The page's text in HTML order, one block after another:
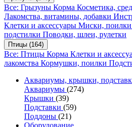
Все: Грызуны Корма Косметика,
Лакомства, витамины, добавки
Клетки и аксессуары Миски, поилки
подстилки Поводки, шлеи, рулетки
Птицы (164)
Все: Птицы Корма Клетки и
лакомства Кормушки, поилки
Аквариумы, крышки,
Аквариумы (274)
Крышки (39)
Подставки (59)
Поддоны (21)
Оборудование